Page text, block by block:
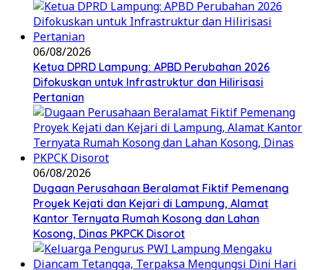
06/08/2026
Ketua DPRD Lampung: APBD Perubahan 2026
Difokuskan untuk Infrastruktur dan Hilirisasi
Pertanian
06/08/2026
Dugaan Perusahaan Beralamat Fiktif Pemenang
Proyek Kejati dan Kejari di Lampung, Alamat
Kantor Ternyata Rumah Kosong dan Lahan
Kosong, Dinas PKPCK Disorot